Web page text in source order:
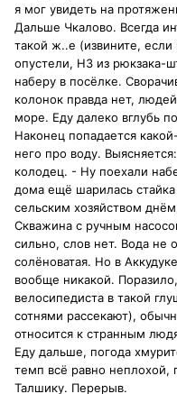
я мог увидеть на
Дальше Чкалово. Всегда
такой ж..е (извините,
опустели, НЗ из рюкзака-
наберу в посёлке.
колонок правда нет,
море. Еду далеко вглубь
Наконец попадается
него про воду.
колодец. - Ну поехали
дома ещё шарилась
сельским хозяйством
Скважина с ручным
сильно, слов нет. Вода не
солёноватая. Но в
вообще никакой.
велосипедиста в такой
сотнями рассекают),
относится к странным
Еду дальше, погода
темп всё равно
Талшику. Перерыв.